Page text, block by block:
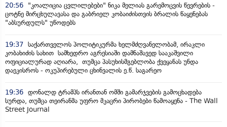
20:56
"კოალიცია ცვლილებები" ნიკა მელიას გარემოცვის წევრების -
ცოტნე მირცხულავასა და გაბრიელ კობაიძისთვის ბრალის წაყენებას
"აბსურდულს" უწოდებს
19:37 საქართველოს პოლიტიკურმა ხელმძღვანელობამ, ირაკლი
კობახიძის სახით სამხედრო აგრესიაში დამნაშავედ სააკაშვილი
ოფიციალურად აღიარა, თუმცა პასუხისმგებლობა ქვეყანას უნდა
დაეკისროს - ოკუპირებული ცხინვალის ე.წ. საგარეო
19:36 დონალდ ტრამპს ირანთან ომში გამარჯვების გამოცხადება
სურდა, თუმცა თეირანმა უფრო მკაცრი პირობები წამოაყენა - The Wall
Street Journal